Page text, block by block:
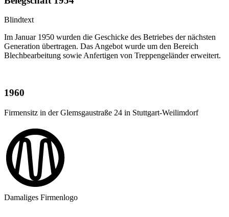
Blindtext
Im Januar 1950 wurden die Geschicke des Betriebes der nächsten
Generation übertragen. Das Angebot wurde um den Bereich
Blechbearbeitung sowie Anfertigen von Treppengeländer erweitert.
1960
Firmensitz in der Glemsgaustraße 24 in Stuttgart-Weilimdorf
Damaliges Firmenlogo